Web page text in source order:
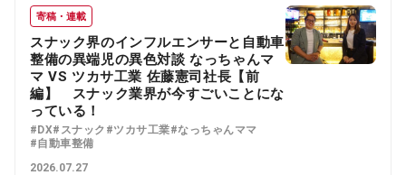
寄稿・連載
スナック界のインフルエンサーと自動車
整備の異端児の異色対談 なっちゃんマ
マ VS ツカサ工業 佐藤憲司社長【前
編】 スナック業界が今すごいことにな
っている！
#DX#スナック #ツカサ工業#なっちゃんママ
#自動車整備
2026.07.27